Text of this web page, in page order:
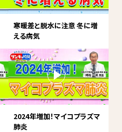
寒暖差と脱水に注意 冬に増
える病気
2024年増加！マイコプラズマ
肺炎